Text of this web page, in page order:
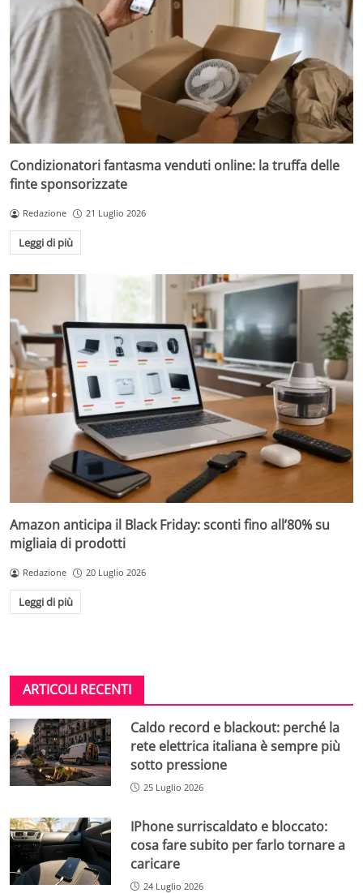
Condizionatori fantasma venduti online: la truffa delle
finte sponsorizzate
Redazione 21 Luglio 2026
Leggi di più
Amazon anticipa il Black Friday: sconti fino all’80% su
migliaia di prodotti
Redazione 20 Luglio 2026
Leggi di più
ARTICOLI RECENTI
Caldo record e blackout: perché la
rete elettrica italiana è sempre più
sotto pressione
25 Luglio 2026
IPhone surriscaldato e bloccato:
cosa fare subito per farlo tornare a
caricare
24 Luglio 2026